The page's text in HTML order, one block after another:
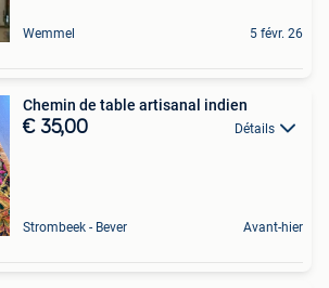
Wemmel 5 févr. 26
Chemin de table artisanal indien
€ 35,00 Détails
Strombeek - Bever Avant-hier